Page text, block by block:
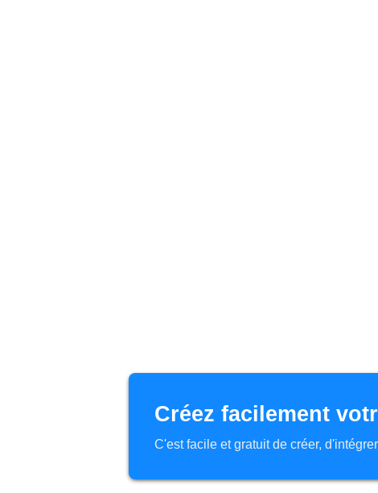
Créez facilement
C'est facile et gratuit de créer,